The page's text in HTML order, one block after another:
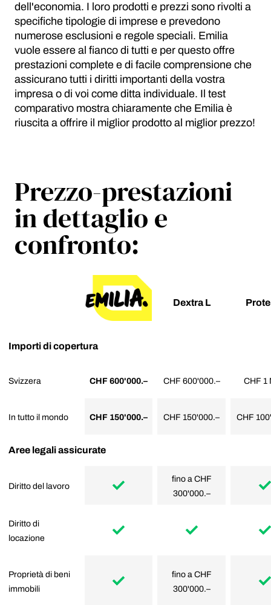
dell'economia. I loro prodotti e prezzi sono rivolti a
specifiche tipologie di imprese e prevedono
numerose esclusioni e regole speciali. Emilia
vuole essere al fianco di tutti e per questo offre
prestazioni complete e di facile comprensione che
assicurano tutti i diritti importanti della vostra
impresa o di voi come ditta individuale. Il test
comparativo mostra chiaramente che Emilia è
riuscita a offrire il miglior prodotto al miglior prezzo!
Prezzo-prestazioni
in dettaglio e
confronto:
Dextra L
Importi di copertura
Svizzera CHF 600'000.– CHF 600'000.– CHF 1
In tutto il mondo CHF 150'000.– CHF 150'000.– CHF
Aree legali assicurate
Diritto del lavoro
fino a CHF
300'000.–
Diritto di
locazione
Proprietà di beni
immobili
fino a CHF
300'000.–